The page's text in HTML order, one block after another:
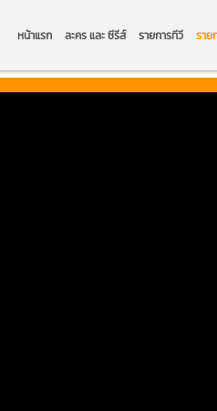
หน้าแรก ละคร และ ซีรีส์ รายการทีวี ราย